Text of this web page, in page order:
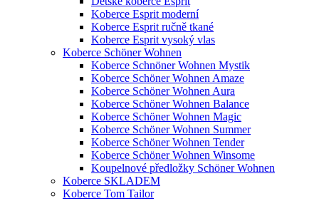
Koberce Esprit moderní
Koberce Esprit ručně tkané
Koberce Esprit vysoký vlas
Koberce Schöner Wohnen
Koberce Schnöner Wohnen Mystik
Koberce Schöner Wohnen Amaze
Koberce Schöner Wohnen Aura
Koberce Schöner Wohnen Balance
Koberce Schöner Wohnen Magic
Koberce Schöner Wohnen Summer
Koberce Schöner Wohnen Tender
Koberce Schöner Wohnen Winsome
Koupelnové předložky Schöner Wohnen
Koberce SKLADEM
Koberce Tom Tailor